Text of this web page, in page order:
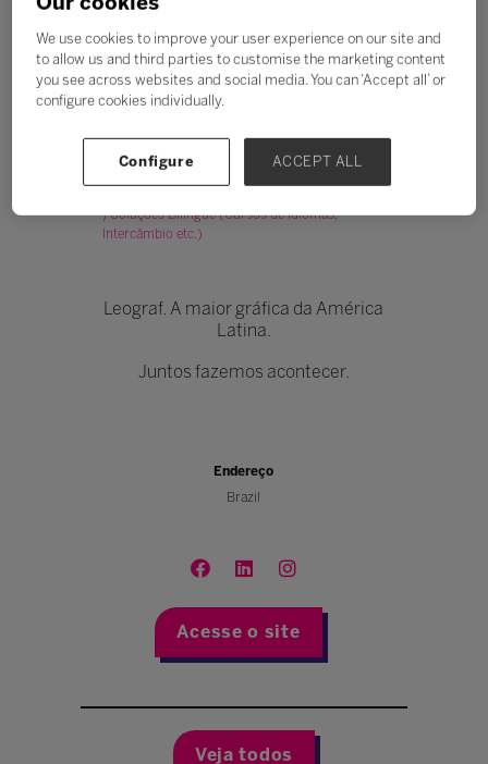
|Soluções Bilíngue (Cursos de idiomas,
Intercâmbio etc.)
Leograf. A maior gráfica da América
Latina.
Juntos fazemos acontecer.
Endereço
Brazil
Acesse o site
Veja todos
We use cookies to improve your user experience on our site and
to allow us and third parties to customise the marketing content
you see across websites and social media. You can ‘Accept all’ or
configure cookies individually.
Configure ACCEPT ALL